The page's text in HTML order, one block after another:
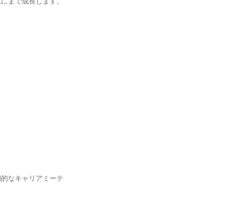
なキャリアミーテ